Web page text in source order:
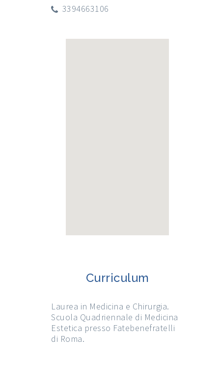
3394663106
Curriculum
Laurea in Medicina e Chirurgia.
Scuola Quadriennale di Medicina
Estetica presso Fatebenefratelli
di Roma.